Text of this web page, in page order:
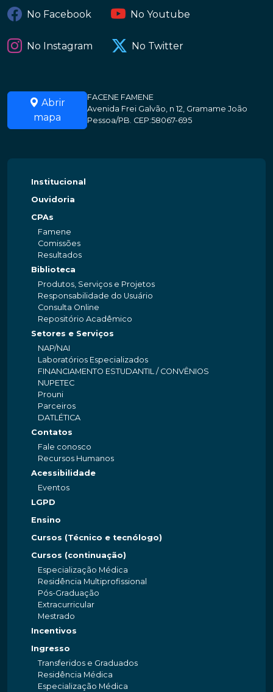
No Facebook No Youtube
No Instagram No Twitter
Abrir
mapa
FACENE FAMENE
Avenida Frei Galvão, n 12, Gramame João
Pessoa/PB. CEP:58067-695
Institucional
Ouvidoria
CPAs
Famene
Comissões
Resultados
Biblioteca
Produtos, Serviços e Projetos
Responsabilidade do Usuário
Consulta Online
Repositório Acadêmico
Setores e Serviços
NAP/NAI
Laboratórios Especializados
FINANCIAMENTO ESTUDANTIL / CONVÊNIOS
NUPETEC
Prouni
Parceiros
DATLÉTICA
Contatos
Fale conosco
Recursos Humanos
Acessibilidade
Eventos
LGPD
Ensino
Cursos (Técnico e tecnólogo)
Cursos (continuação)
Especialização Médica
Residência Multiprofissional
Pós-Graduação
Extracurricular
Mestrado
Incentivos
Ingresso
Transferidos e Graduados
Residência Médica
Especialização Médica